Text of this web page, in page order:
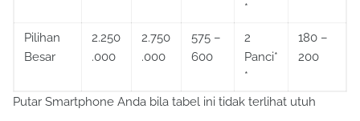
*
Pilihan
Besar
2.250
.000
2.750
.000
575 –
600
2
Panci*
*
180 –
200
Putar Smartphone Anda bila tabel ini tidak terlihat utuh